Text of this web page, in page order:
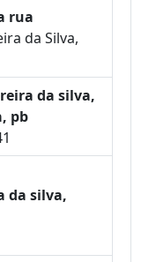
rua
da Silva,
da silva,
pb
da silva,